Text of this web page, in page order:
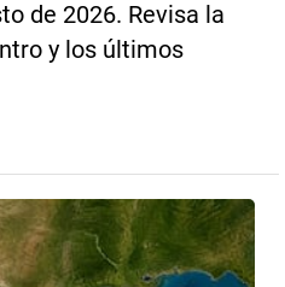
de 2026. Revisa la
y los últimos